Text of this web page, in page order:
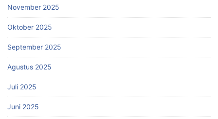
November 2025
Oktober 2025
September 2025
Agustus 2025
Juli 2025
Juni 2025